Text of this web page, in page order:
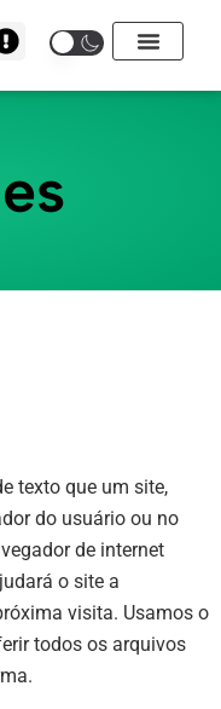
texto que um site,
do usuário ou no
de internet
o site a
visita. Usamos o
todos os arquivos